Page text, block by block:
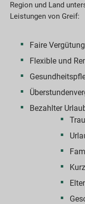
Region und Land
Leistungen von Greif:
Faire Vergütung
Flexible und
Bezahlter